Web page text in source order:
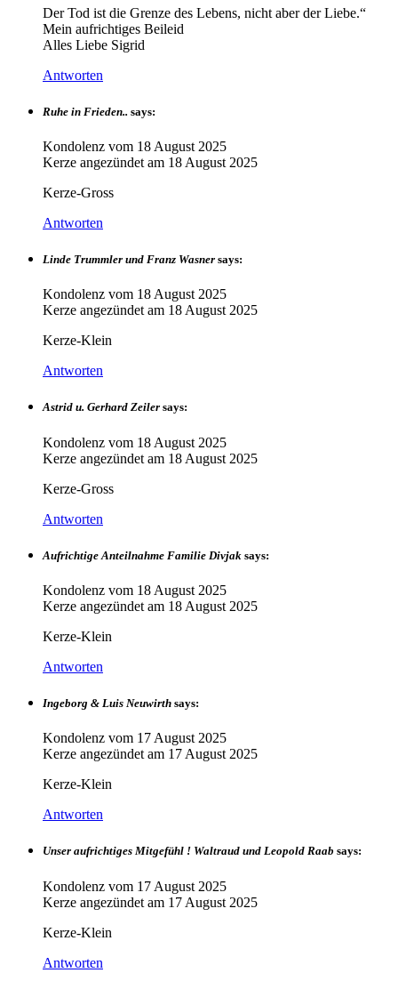
Der Tod ist die Grenze des Lebens, nicht aber der Liebe.“
Mein aufrichtiges Beileid
Alles Liebe Sigrid
Antworten
Ruhe in Frieden.. says:
Kondolenz vom 18 August 2025
Kerze angezündet am 18 August 2025
Kerze-Gross
Antworten
Linde Trummler und Franz Wasner says:
Kondolenz vom 18 August 2025
Kerze angezündet am 18 August 2025
Kerze-Klein
Antworten
Astrid u. Gerhard Zeiler says:
Kondolenz vom 18 August 2025
Kerze angezündet am 18 August 2025
Kerze-Gross
Antworten
Aufrichtige Anteilnahme Familie Divjak says:
Kondolenz vom 18 August 2025
Kerze angezündet am 18 August 2025
Kerze-Klein
Antworten
Ingeborg & Luis Neuwirth says:
Kondolenz vom 17 August 2025
Kerze angezündet am 17 August 2025
Kerze-Klein
Antworten
Unser aufrichtiges Mitgefühl ! Waltraud und Leopold Raab says:
Kondolenz vom 17 August 2025
Kerze angezündet am 17 August 2025
Kerze-Klein
Antworten